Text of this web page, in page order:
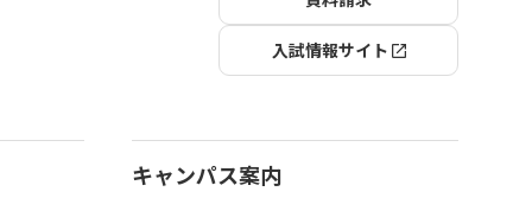
入試情報サイト
キャンパス案内